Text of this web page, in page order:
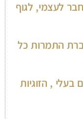
לעצמי, לגוף
התמרות כל
, הזוגיות